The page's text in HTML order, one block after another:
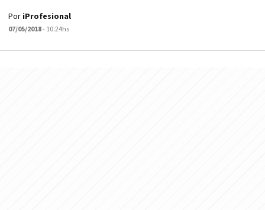
Por iProfesional
07/05/2018- 10:24hs